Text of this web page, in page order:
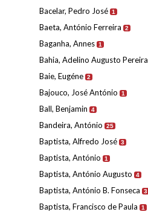
Bacelar, Pedro José 1
Baeta, António Ferreira 2
Baganha, Annes 1
Bahia, Adelino Augusto Pereira
Baie, Eugéne 2
Bajouco, José António 1
Ball, Benjamin 4
Bandeira, António 25
Baptista, Alfredo José 3
Baptista, António 1
Baptista, António Augusto 4
Baptista, António B. Fonseca 3
Baptista, Francisco de Paula 1